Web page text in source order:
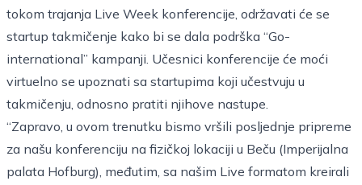
tokom trajanja Live Week konferencije, održavati će se
startup takmičenje kako bi se dala podrška “Go-
international” kampanji. Učesnici konferencije će moći
virtuelno se upoznati sa startupima koji učestvuju u
takmičenju, odnosno pratiti njihove nastupe.
“Zapravo, u ovom trenutku bismo vršili posljednje pripreme
za našu konferenciju na fizičkoj lokaciji u Beču (Imperijalna
palata Hofburg), međutim, sa našim Live formatom kreirali